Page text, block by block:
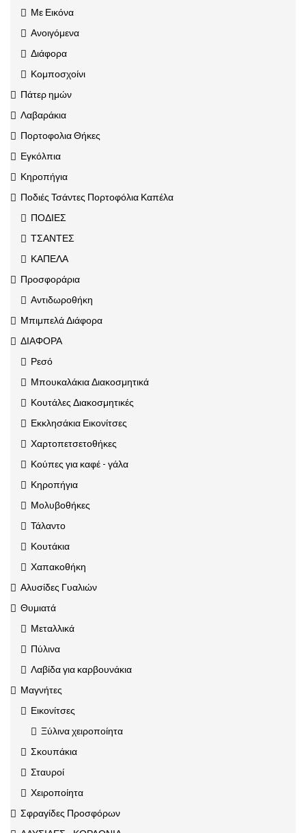
Με Εικόνα
Ανοιγόμενα
Διάφορα
Κομποσχοίνι
Πάτερ ημών
Λαβαράκια
Πορτοφολια Θήκες
Εγκόλπια
Κηροπήγια
Ποδιές Τσάντες Πορτοφόλια Καπέλα
ΠΟΔΙΕΣ
ΤΣΑΝΤΕΣ
ΚΑΠΕΛΑ
Προσφοράρια
Αντιδωροθήκη
Μπιμπελά Διάφορα
ΔΙΑΦΟΡΑ
Ρεσό
Μπουκαλάκια Διακοσμητικά
Κουτάλες Διακοσμητικές
Εκκλησάκια Εικονίτσες
Χαρτοπετσετοθήκες
Κούπες για καφέ - γάλα
Κηροπήγια
Μολυβοθήκες
Τάλαντο
Κουτάκια
Χαπακοθήκη
Αλυσίδες Γυαλιών
Θυμιατά
Μεταλλικά
Πύλινα
Λαβίδα για καρβουνάκια
Μαγνήτες
Εικονίτσες
Ξύλινα χειροποίητα
Σκουπάκια
Σταυροί
Χειροποίητα
Σφραγίδες Προσφόρων